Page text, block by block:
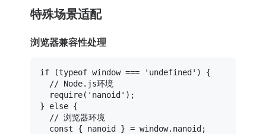
特殊场景适配
浏览器兼容性处理
if (typeof window === 'undefined' ) {
// Node.js环境
require( 'nanoid' );
} else {
// 浏览器环境
const { nanoid } = window. nanoid ;